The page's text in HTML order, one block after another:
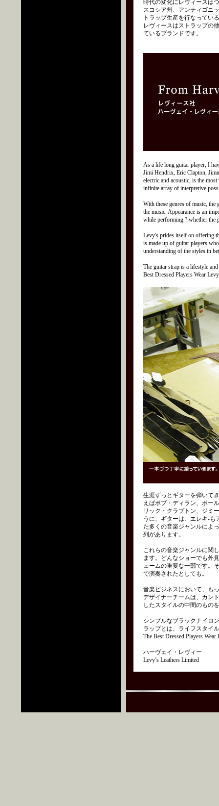
時代の変化にレヴィースは
スコシア州、アンティゴニ
トラップ生産を行なってい
レヴィースはストラップの
ているブランドです。
As a life long guitar player, I
Jimi Hendrix, Eric Clapton,
electric and acoustic, is the
infinite array of interpretive
With these genres of music, the
the music. Appearance is an
while performing ? whether the
Levy's prides itself on offering
is made up of guitar players
understanding of the styles in
The guitar strap is a lifestyle
Best Dressed Players Wear
生涯ずっとギターを弾いて
えばボブ・ディラン、ポー
リック・クラプトン、ジミ
うに、ギターは、エレキ-も
た多くの音楽ジャンルによ
列があります。
これらの音楽ジャンルに関
ます。どんなショーでも外
ュームの重要な一部です。
で演奏されたとしても。
音楽ビジネスにおいて、も
デザイナーチームは、カン
したスタイルの中間のもの
シンプルなブラックナイロ
ラップとは、ライフスタイ
The Best Dressed Players Wear
ハーヴェイ・レヴィー
Levy’s Leathers Limited